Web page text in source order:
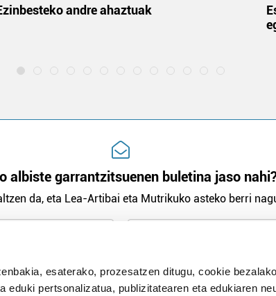
esaterako, prozesatzen ditugu, cookie
pertsonalizatua, publizitatearen eta edukiaren
andre ahaztuak
albiste garrantzitsuenen buletina jaso
da, eta Lea-Artibai eta Mutrikuko asteko berri